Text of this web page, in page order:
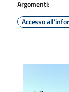
Argomenti:
Accesso